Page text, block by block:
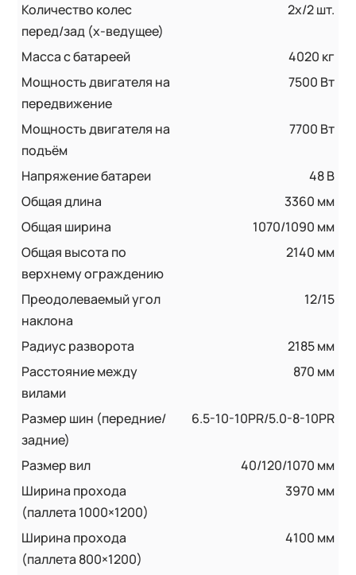
Количество колес
перед/зад (x-ведущее)
2x/2 шт.
Масса с батареей
4020 кг
Мощность двигателя на
передвижение
7500 Вт
Мощность двигателя на
подъём
7700 Вт
Напряжение батареи
48 B
Общая длина
3360 мм
Общая ширина
1070/1090 мм
Общая высота по
верхнему ограждению
2140 мм
Преодолеваемый угол
наклона
12/15
Радиус разворота
2185 мм
Расстояние между
вилами
870 мм
Размер шин (передние/
задние)
6.5-10-10PR/5.0-8-10PR
Размер вил
40/120/1070 мм
Ширина прохода
(паллета 1000×1200)
3970 мм
Ширина прохода
(паллета 800×1200)
4100 мм